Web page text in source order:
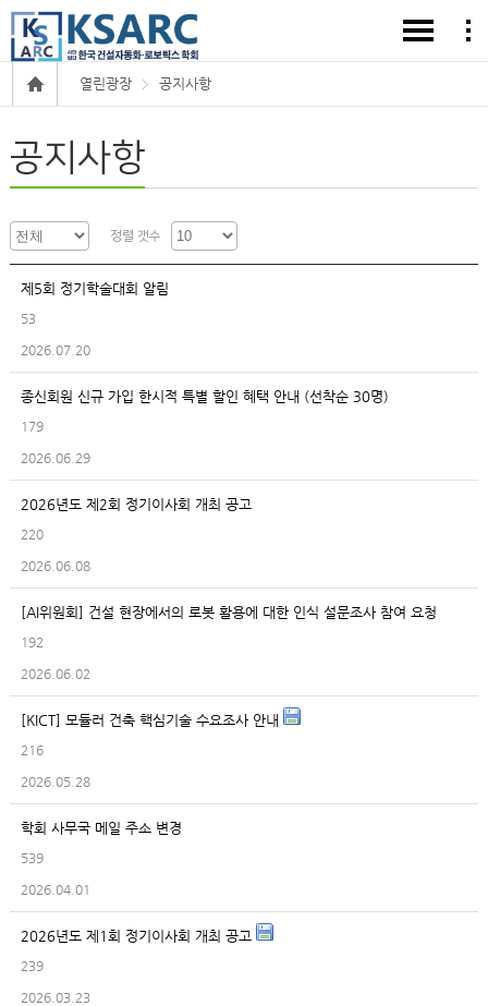
열린광장 공지사항
공지사항
정렬 갯수
제5회 정기학술대회 알림
53
2026.07.20
종신회원 신규 가입 한시적 특별 할인 혜택 안내 (선착순 30명)
179
2026.06.29
2026년도 제2회 정기이사회 개최 공고
220
2026.06.08
[AI위원회] 건설 현장에서의 로봇 활용에 대한 인식 설문조사 참여 요청
192
2026.06.02
[KICT] 모듈러 건축 핵심기술 수요조사 안내
216
2026.05.28
학회 사무국 메일 주소 변경
539
2026.04.01
2026년도 제1회 정기이사회 개최 공고
239
2026.03.23